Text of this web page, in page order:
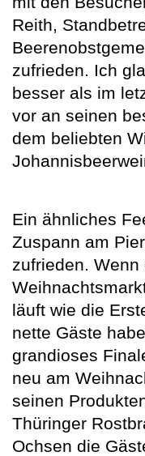
Reith,
zufrieden. Ich
besser als im
vor an seinen
dem beliebten
Ein ähnliches
Zuspann am
zufrieden.
läuft wie die
nette Gäste
grandioses
neu am
seinen
Thüringer
Ochsen die